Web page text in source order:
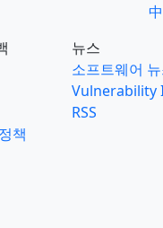
책
뉴스
소프트웨어
Vulnerability
RSS